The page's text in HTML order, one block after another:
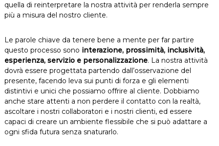
quella di reinterpretare la nostra attività per renderla sempre
più a misura del nostro cliente.
Le parole chiave da tenere bene a mente per far partire
questo processo sono interazione, prossimità, inclusività,
esperienza, servizio e personalizzazione. La nostra attività
dovrà essere progettata partendo dall’osservazione del
presente, facendo leva sui punti di forza e gli elementi
distintivi e unici che possiamo offrire al cliente. Dobbiamo
anche stare attenti a non perdere il contatto con la realtà,
ascoltare i nostri collaboratori e i nostri clienti, ed essere
capaci di creare un ambiente flessibile che si può adattare a
ogni sfida futura senza snaturarlo.